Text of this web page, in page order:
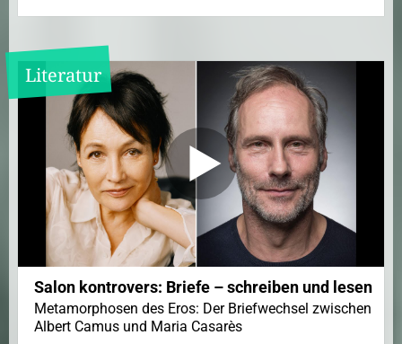
Literatur
Salon kontrovers: Briefe – schreiben und lesen
Metamorphosen des Eros: Der Briefwechsel zwischen
Albert Camus und Maria Casarès